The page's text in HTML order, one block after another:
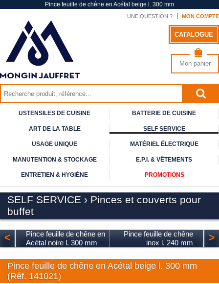
Pince feuille de chêne en Acétal beige l. 300 mm
UNE QUESTION ? MON COMPTE
CATALOGUE
Mon panier
USTENSILES DE CUISINE BATTERIE DE CUISINE
ART DELA TABLE SELFSERVICE
USAGE UNIQUE MATÉRIEL ÉLECTRIQUE
MANUTENTION & STOCKAGE E.P.I. & VÊTEMENTS
ENTRETIEN & HYGIÈNE PROMOTIONS
SELF SERVICE › Pinces et couverts pour
buffet
<
Pince feuille de chêne en
Acétal noire l. 300 mm
Pince feuille de chêne
inox l. 240 mm
>
Pince feuille de chêne en Acétal beige l. 300 mm
(Réf. 141021)